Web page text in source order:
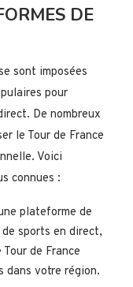
DE
sont imposées
pour
De nombreux
le Tour de France
Voici
connues :
plateforme de
sports en direct,
de France
votre région.